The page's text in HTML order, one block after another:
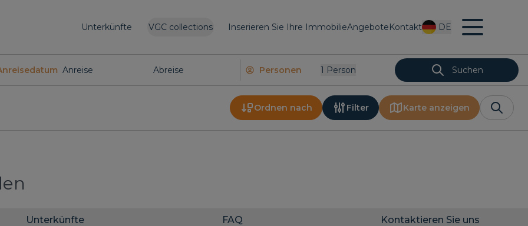
VGC collections Inserieren Sie Ihre ImmobilieAngeboteKontakt
Unterkünfte DE
Personen 1 Person Suchen
Ordnen nach Filter Karte anzeigen
Unterkünfte FAQ Kontaktieren Sie uns